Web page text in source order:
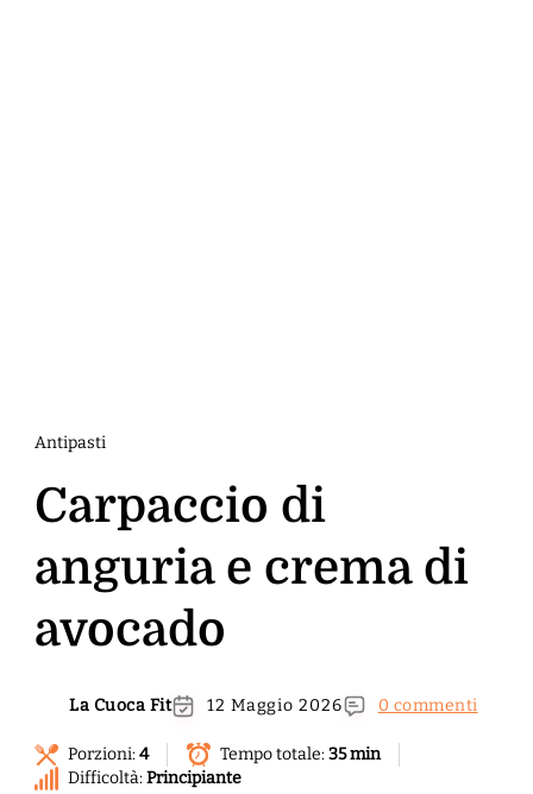
Antipasti
Carpaccio di
anguria e crema di
avocado
La Cuoca Fit 12 Maggio 2026 0 commenti
Porzioni:4 Tempo totale:35 min
Difficoltà:Principiante